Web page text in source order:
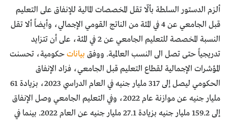
ألزم الدستور السلطة بألّا تقل المخصصات المالية للإنفاق على التعليم
قبل الجامعي عن 4 في المئة من الناتج القومي الإجمالي، وأيضاً ألا تقل
النسبة المخصصة للتعليم الجامعي عن 2 في المئة، على أن تتزايد
تدريجياً حتى تصل الى النسب العالمية. ووفق بياناتحكومية، تحسنت
المؤشرات الإجمالية لقطاع التعليم قبل الجامعي، فزاد الإنفاق
الحكومي ليصل إلى 317 مليار جنيه في العام الدراسي 2023، بزيادة 61
مليار جنيه عن موازنة عام 2022، وفي التعليم الجامعي وصل الإنفاق
إلى 159.2 مليار جنيه بزيادة 27.1 مليار جنيه عن العام 2022. بينما في